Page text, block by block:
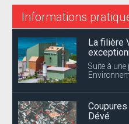
Informations
La filière
Suite à
Dévé